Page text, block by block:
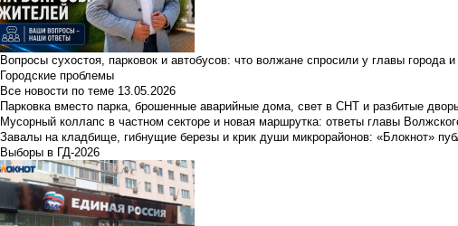
Вопросы сухостоя, парковок и автобусов: что волжане спросили у главы города и
Городские проблемы
Все новости по теме 13.05.2026
Парковка вместо парка, брошенные аварийные дома, свет в СНТ и разбитые
Мусорный коллапс в частном секторе и новая маршрутка: ответы главы
Завалы на кладбище, гибнущие березы и крик души микрорайонов: «Блокнот»
Выборы в ГД-2026